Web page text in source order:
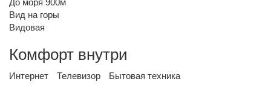
До моря 900м
Вид на горы
Видовая
Комфорт внутри
Интернет Телевизор Бытовая техника